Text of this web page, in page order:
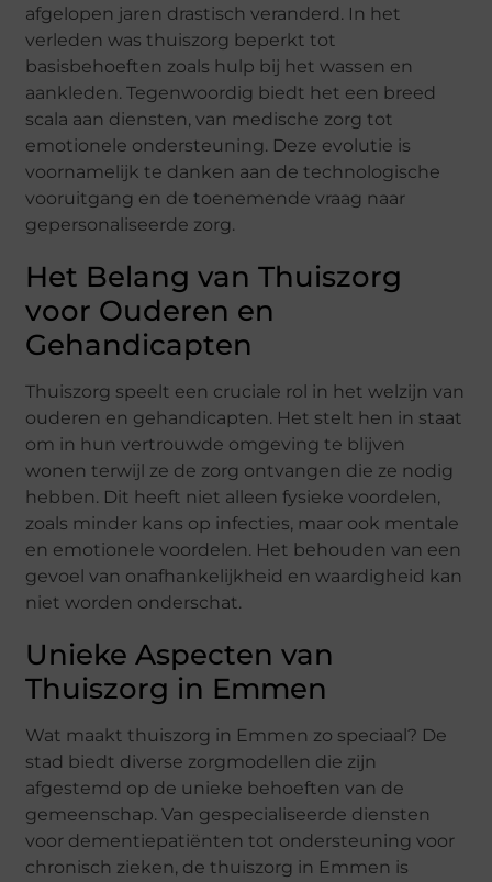
afgelopen jaren drastisch veranderd. In het
verleden was thuiszorg beperkt tot
basisbehoeften zoals hulp bij het wassen en
aankleden. Tegenwoordig biedt het een breed
scala aan diensten, van medische zorg tot
emotionele ondersteuning. Deze evolutie is
voornamelijk te danken aan de technologische
vooruitgang en de toenemende vraag naar
gepersonaliseerde zorg.
Het Belang van Thuiszorg
voor Ouderen en
Gehandicapten
Thuiszorg speelt een cruciale rol in het welzijn van
ouderen en gehandicapten. Het stelt hen in staat
om in hun vertrouwde omgeving te blijven
wonen terwijl ze de zorg ontvangen die ze nodig
hebben. Dit heeft niet alleen fysieke voordelen,
zoals minder kans op infecties, maar ook mentale
en emotionele voordelen. Het behouden van een
gevoel van onafhankelijkheid en waardigheid kan
niet worden onderschat.
Unieke Aspecten van
Thuiszorg in Emmen
Wat maakt thuiszorg in Emmen zo speciaal? De
stad biedt diverse zorgmodellen die zijn
afgestemd op de unieke behoeften van de
gemeenschap. Van gespecialiseerde diensten
voor dementiepatiënten tot ondersteuning voor
chronisch zieken, de thuiszorg in Emmen is